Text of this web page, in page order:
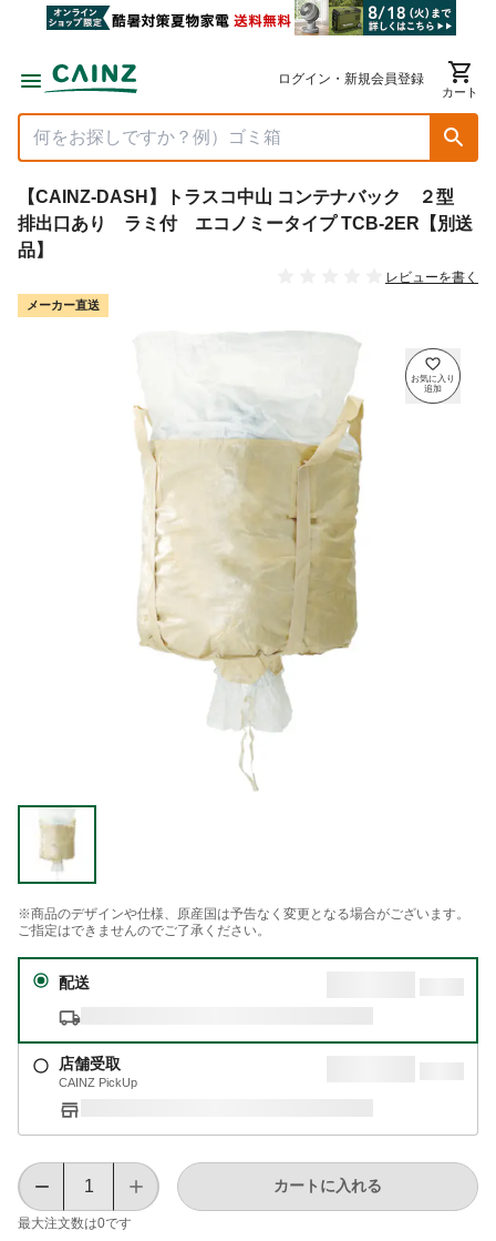
ログイン・新規会員登録
カート
【CAINZ-DASH】トラスコ中山 コンテナバック ２型
排出口あり ラミ付 エコノミータイプ TCB-2ER【別送
品】
レビューを書く
メーカー直送
※商品のデザインや仕様、原産国は予告なく変更となる場合がございます。
ご指定はできませんのでご了承ください。
配送
店舗受取
CAINZ PickUp
最大注文数は0です
カートに入れる